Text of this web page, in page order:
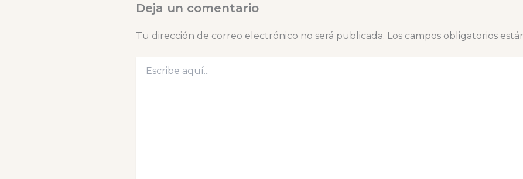
Deja un comentario
Tu dirección de correo electrónico no será publicada. Los campos obligatorios
aquí...